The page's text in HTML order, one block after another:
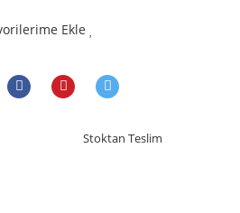
Ekle
Stoktan Teslim